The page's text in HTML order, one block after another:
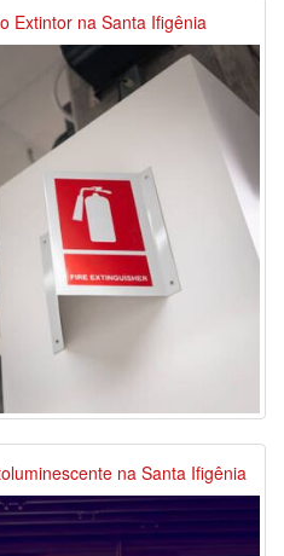
Extintor na Santa Ifigênia
na Santa Ifigênia